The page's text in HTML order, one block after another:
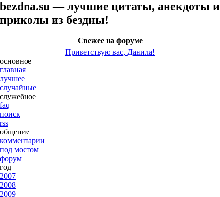
bezdna.su — лучшие цитаты, анекдоты и
приколы из бездны!
Свежее на форуме
Приветствую вас, Данила!
основное
главная
лучшее
случайные
служебное
faq
поиск
rss
общение
комментарии
под мостом
форум
год
2007
2008
2009